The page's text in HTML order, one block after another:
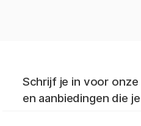
Schrijf je in voor
en aanbiedingen die